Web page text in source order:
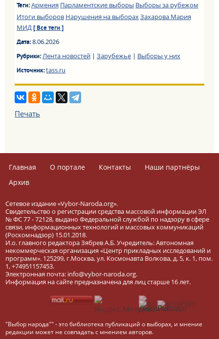
Теги:Армения Парламентские выборы Выборы за рубежом
Итоги выборов Нарушения на выборахЗахарова Мария
МИД [ Все теги ]
Дата:8.06.2026
Рубрики:Лента новостей| Зарубежье| Выборы у них
Источник:tass.ru
Печать
Главная О портале Контакты
Наши партнёры
Архив
Сетевое издание «Vybor-Naroda.org».
Свидетельство о регистрации средства массовой информации ЭЛ
№ ФС 77 - 72128, выдано Федеральной службой по надзору в сфере
связи, информационных технологий и массовых коммуникаций
(Роскомнадзор) 15.01.2018.
И.о. главного редактора Зябрев А.Б. Учредитель: Автономная
некоммерческая организация «Центр прикладных исследований и
программ». 125299, г.Москва, ул. Космонавта Волкова, д. 5, к. 1, пом.
1, +74951157453.
Электронная почта: info@vybor-naroda.org.
Информация на сайте предназначена для лиц старше 16 лет.
"Выбор народа"" - это библиотека публикаций о выборах, и мнение
редакции может не совпадать с мнением авторов.